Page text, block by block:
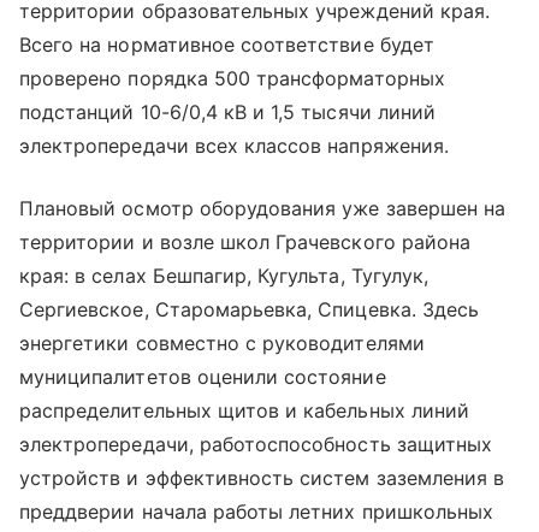
территории образовательных учреждений края.
Всего на нормативное соответствие будет
проверено порядка 500 трансформаторных
подстанций 10-6/0,4 кВ и 1,5 тысячи линий
электропередачи всех классов напряжения.
Плановый осмотр оборудования уже завершен на
территории и возле школ Грачевского района
края: в селах Бешпагир, Кугульта, Тугулук,
Сергиевское, Старомарьевка, Спицевка. Здесь
энергетики совместно с руководителями
муниципалитетов оценили состояние
распределительных щитов и кабельных линий
электропередачи, работоспособность защитных
устройств и эффективность систем заземления в
преддверии начала работы летних пришкольных